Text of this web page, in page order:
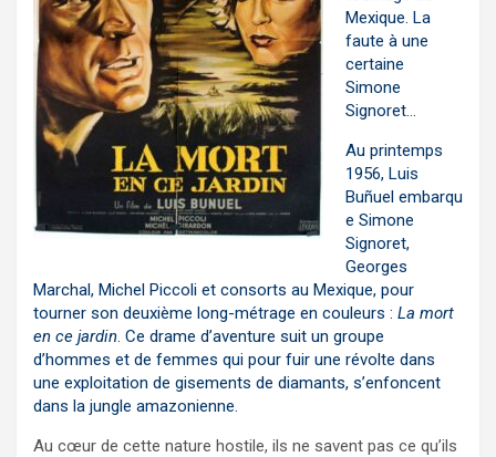
Mexique. La
faute à une
certaine
Simone
Signoret…
Au printemps
1956, Luis
Buñuel embarqu
e Simone
Signoret,
Georges
Marchal, Michel Piccoli et consorts au Mexique, pour
tourner son deuxième long-métrage en couleurs : La mort
en ce jardin. Ce drame d’aventure suit un groupe
d’hommes et de femmes qui pour fuir une révolte dans
une exploitation de gisements de diamants, s’enfoncent
dans la jungle amazonienne.
Au cœur de cette nature hostile, ils ne savent pas ce qu’ils